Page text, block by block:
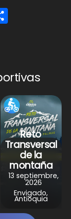
Reto
Transversal
de la
montaña
13 septiembre,
2026
Envigado,
Antioquia